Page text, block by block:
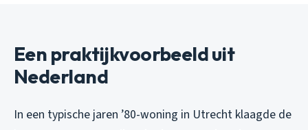
Een praktijkvoorbeeld uit
Nederland
In een typische jaren ’80-woning in Utrecht klaagde de